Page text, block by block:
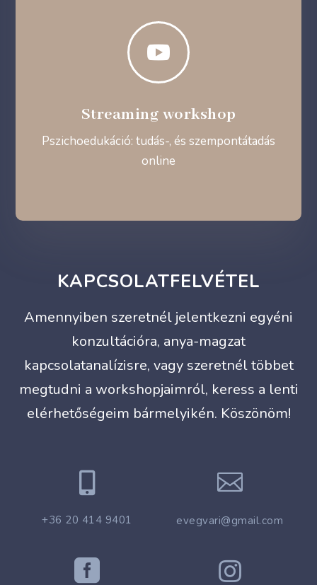

Streaming workshop
Pszichoedukáció: tudás-, és szempontátadás
online
KAPCSOLATFELVÉTEL
Amennyiben szeretnél jelentkezni egyéni
konzultációra, anya-magzat
kapcsolatanalízisre, vagy szeretnél többet
megtudni a workshopjaimról, keress a lenti
elérhetőségeim bármelyikén. Köszönöm!

+36 20 414 9401

evegvari@gmail.com
 